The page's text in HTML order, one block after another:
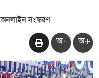
অনলাইন সংস্করণ
অ- অ+